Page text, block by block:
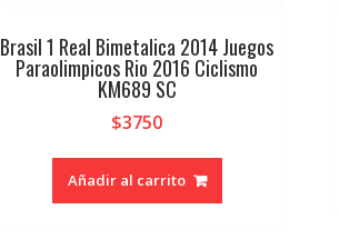
Brasil 1 Real Bimetalica 2014 Juegos
Paraolimpicos Rio 2016 Ciclismo
KM689 SC
$3750
Añadir al carrito